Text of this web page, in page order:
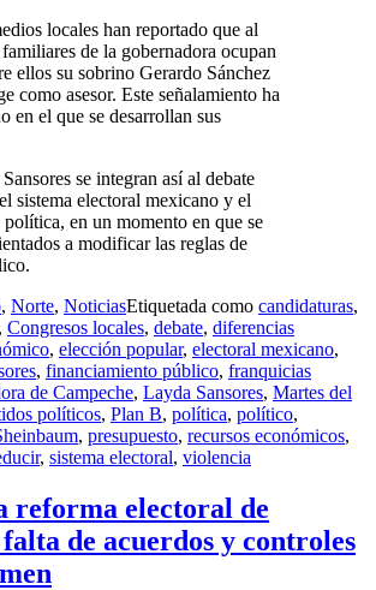
locales han reportado que al
de la gobernadora ocupan
ellos su sobrino Gerardo Sánchez
como asesor. Este señalamiento ha
en el que se desarrollan sus
se integran así al debate
sistema electoral mexicano y el
en un momento en que se
a modificar las reglas de
, Norte, NoticiasEtiquetada como candidaturas,
, Congresos locales, debate, diferencias
, elección popular, electoral mexicano,
, financiamiento público, franquicias
de Campeche, Layda Sansores, Martes del
políticos, Plan B, política, político,
, presupuesto, recursos económicos,
, sistema electoral, violencia
reforma electoral de
de acuerdos y controles